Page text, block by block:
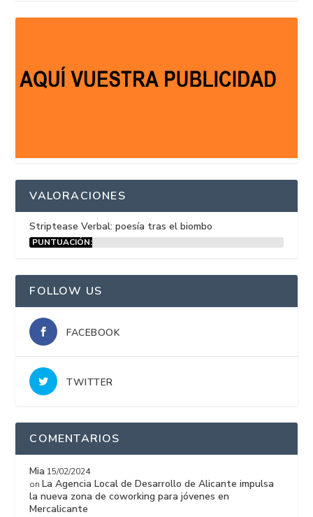
VALORACIONES
Striptease Verbal: poesía tras el biombo
PUNTUACIÓN:
FOLLOW US
FACEBOOK
TWITTER
COMENTARIOS
Mia 15/02/2024
onLa Agencia Local de Desarrollo de Alicante impulsa
la nueva zona de coworking para jóvenes en
Mercalicante